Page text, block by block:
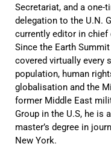
Secretariat, and a one-
delegation to the U.N.
currently editor in chief
Since the Earth
covered virtually every
population, human
globalisation and the
former Middle East
Group in the U.S, he is
master’s degree in
New York.